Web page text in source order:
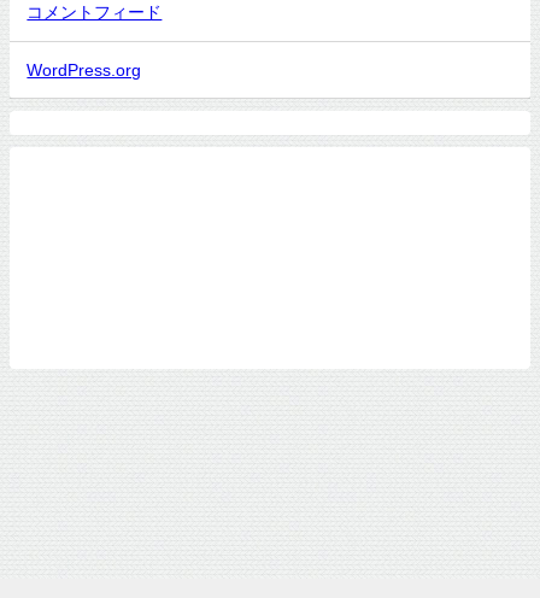
コメントフィード
WordPress.org